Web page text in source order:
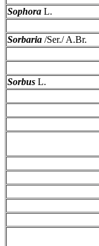
Sophora L.
Sorbaria /Ser./ A.Br.
Sorbus L.